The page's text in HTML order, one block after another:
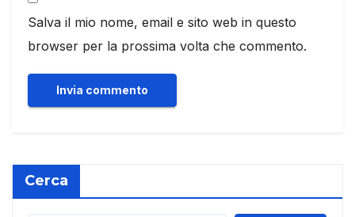
Salva il mio nome, email e sito web in questo
browser per la prossima volta che commento.
Cerca